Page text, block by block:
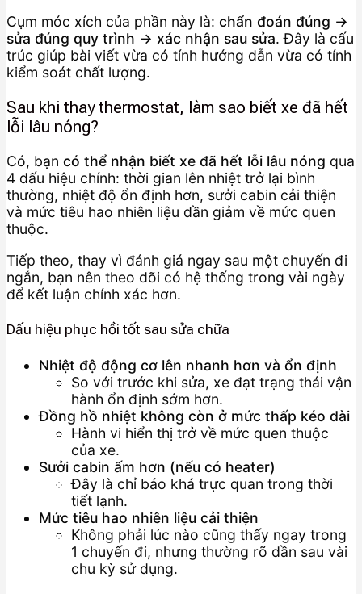
Cụm móc xích của phần này là: chẩn đoán đúng →
sửa đúng quy trình → xác nhận sau sửa. Đây là cấu
trúc giúp bài viết vừa có tính hướng dẫn vừa có tính
kiểm soát chất lượng.
Sau khi thay thermostat, làm sao biết xe đã hết
lỗi lâu nóng?
Có, bạn có thể nhận biết xe đã hết lỗi lâu nóng qua
4 dấu hiệu chính: thời gian lên nhiệt trở lại bình
thường, nhiệt độ ổn định hơn, sưởi cabin cải thiện
và mức tiêu hao nhiên liệu dần giảm về mức quen
thuộc.
Tiếp theo, thay vì đánh giá ngay sau một chuyến đi
ngắn, bạn nên theo dõi có hệ thống trong vài ngày
để kết luận chính xác hơn.
Dấu hiệu phục hồi tốt sau sửa chữa
Nhiệt độ động cơ lên nhanh hơn và ổn định
So với trước khi sửa, xe đạt trạng thái vận
hành ổn định sớm hơn.
Đồng hồ nhiệt không còn ở mức thấp kéo dài
Hành vi hiển thị trở về mức quen thuộc
của xe.
Sưởi cabin ấm hơn (nếu có heater)
Đây là chỉ báo khá trực quan trong thời
tiết lạnh.
Mức tiêu hao nhiên liệu cải thiện
Không phải lúc nào cũng thấy ngay trong
1 chuyến đi, nhưng thường rõ dần sau vài
chu kỳ sử dụng.